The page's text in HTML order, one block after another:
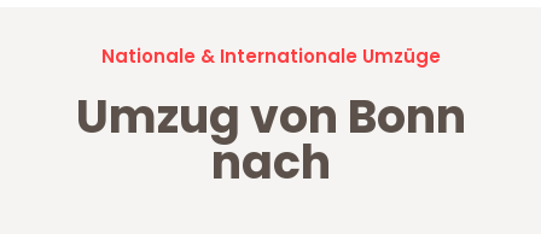
Nationale & Internationale Umzüge
Umzug von Bonn
nach